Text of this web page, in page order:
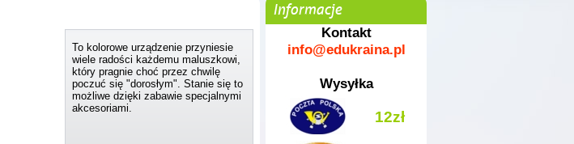
To kolorowe urządzenie przyniesie
wiele radości każdemu maluszkowi,
który pragnie choć przez chwilę
poczuć się "dorosłym". Stanie się to
możliwe dzięki zabawie specjalnymi
akcesoriami.
Informacje
Kontakt
info@edukraina.pl
Wysyłka
12zł